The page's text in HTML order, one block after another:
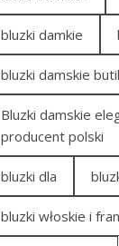
bluzki damkie
bluzki damskie
Bluzki damskie
producent polski
bluzki dla
bluzki włoskie i